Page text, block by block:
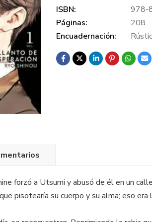
ISBN:
978-
Páginas:
208
Encuadernación:
forzó a Utsumi y abusó de él en un
pisotearía su cuerpo y su alma; eso era